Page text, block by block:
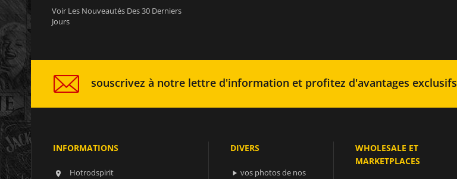
Voir Les Nouveautés Des 30 Derniers
Jours
souscrivez à notre lettre d'information et profitez d'avantages exclusifs
INFORMATIONS

Hotrodspirit
DIVERS
 vos photos de nos
WHOLESALE ET
MARKETPLACES